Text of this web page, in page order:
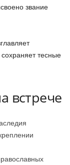
звание
тесные
встрече